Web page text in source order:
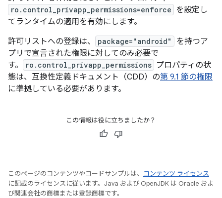
ro.control_privapp_permissions=enforce を設定し
てランタイムの適用を有効にします。
許可リストへの登録は、
package="android"
を持つア
プリで宣言された権限に対してのみ必要で
す。
ro.control_privapp_permissions プロパティの状
態は、互換性定義ドキュメント（CDD）の第 9.1 節の権限
に準拠している必要があります。
この情報は役に立ちましたか？
このページのコンテンツやコードサンプルは、
コンテンツ ライセンス
に記載のライセンスに従います。Java および OpenJDK は Oracle およ
び関連会社の商標または登録商標です。